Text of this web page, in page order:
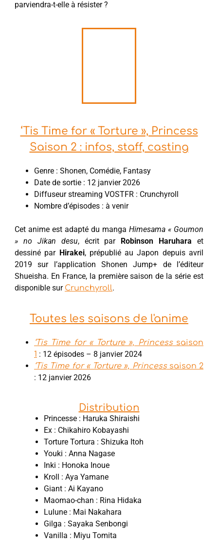
parviendra-t-elle à résister ?
‘Tis Time for « Torture », Princess
Saison 2 : infos, staff, casting
Genre : Shonen, Comédie, Fantasy
Date de sortie : 12 janvier 2026
Diffuseur streaming VOSTFR : Crunchyroll
Nombre d’épisodes : à venir
Cet anime est adapté du manga Himesama « Goumon
» no Jikan desu, écrit par Robinson Haruhara et
dessiné par Hirakei, prépublié au Japon depuis avril
2019 sur l’application Shonen Jump+ de l’éditeur
Shueisha. En France, la première saison de la série est
disponible sur Crunchyroll.
Toutes les saisons de l'anime
‘Tis Time for « Torture », Princesssaison
1 : 12 épisodes – 8 janvier 2024
‘Tis Time for « Torture », Princesssaison 2
: 12 janvier 2026
Distribution
Princesse : Haruka Shiraishi
Ex : Chikahiro Kobayashi
Torture Tortura : Shizuka Itoh
Youki : Anna Nagase
Inki : Honoka Inoue
Kroll : Aya Yamane
Giant : Ai Kayano
Maomao-chan : Rina Hidaka
Lulune : Mai Nakahara
Gilga : Sayaka Senbongi
Vanilla : Miyu Tomita